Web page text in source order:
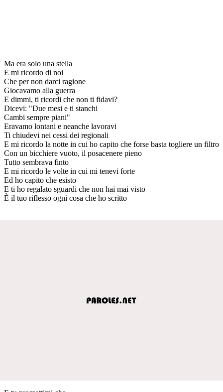
Ma era solo una stella
E mi ricordo di noi
Che per non darci ragione
Giocavamo alla guerra
E dimmi, ti ricordi che non ti fidavi?
Dicevi: "Due mesi e ti stanchi
Cambi sempre piani"
Eravamo lontani e neanche lavoravi
Ti chiudevi nei cessi dei regionali
E mi ricordo la notte in cui ho capito che forse basta togliere un filtro
Con un bicchiere vuoto, il posacenere pieno
Tutto sembrava finto
E mi ricordo le volte in cui mi tenevi forte
Ed ho capito che esisto
E ti ho regalato sguardi che non hai mai visto
È il tuo riflesso ogni cosa che ho scritto